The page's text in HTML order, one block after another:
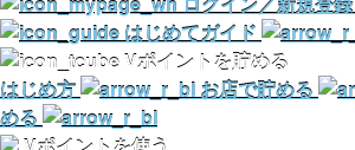
はじめてガイド
Vポイントを貯める
はじめ方
お店で貯める
める